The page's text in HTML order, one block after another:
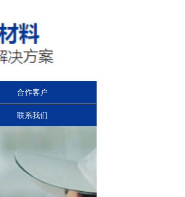
合作客户
联系我们